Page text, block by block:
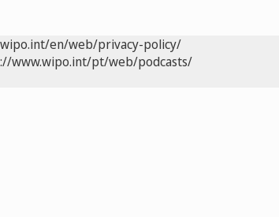
en/web/privacy-policy/
www.wipo.int/pt/web/podcasts/